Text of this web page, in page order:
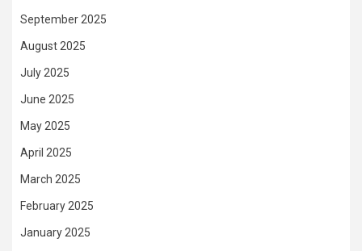
September 2025
August 2025
July 2025
June 2025
May 2025
April 2025
March 2025
February 2025
January 2025